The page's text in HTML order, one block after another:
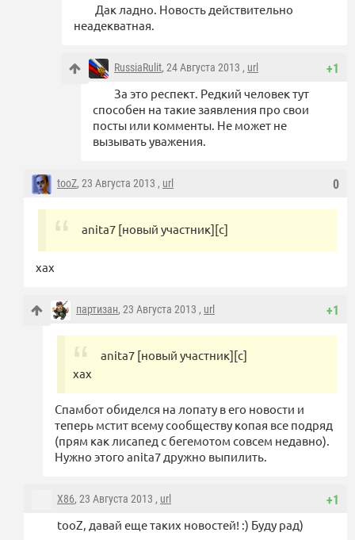
Дак ладно. Новость действительно
неадекватная.
+1
RussiaRulit, 24 Августа 2013 , url
За это респект. Редкий человек тут
способен на такие заявления про свои
посты или комменты. Не может не
вызывать уважения.
0
tooZ, 23 Августа 2013 , url
anita7 [новый участник][с]
хах
+1
партизан, 23 Августа 2013 , url
anita7 [новый участник][с]
хах
Спамбот обиделся на лопату в его новости и
теперь мстит всему сообществу копая все подряд
(прям как лисапед с бегемотом совсем недавно).
Нужно этого anita7 дружно выпилить.
+1
X86, 23 Августа 2013 , url
tooZ, давай еще таких новостей! :) Буду рад)